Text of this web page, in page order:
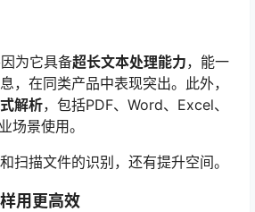
为它具备超长文本处理能力，能一
，在同类产品中表现突出。此外，
解析，包括PDF、Word、Excel、
场景使用。
扫描文件的识别，还有提升空间。
用更高效